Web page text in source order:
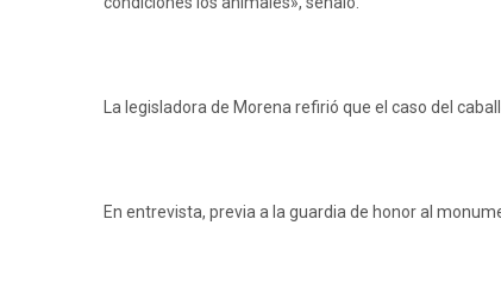
La legisladora de Morena refirió que el caso del
En entrevista, previa a la guardia de honor al